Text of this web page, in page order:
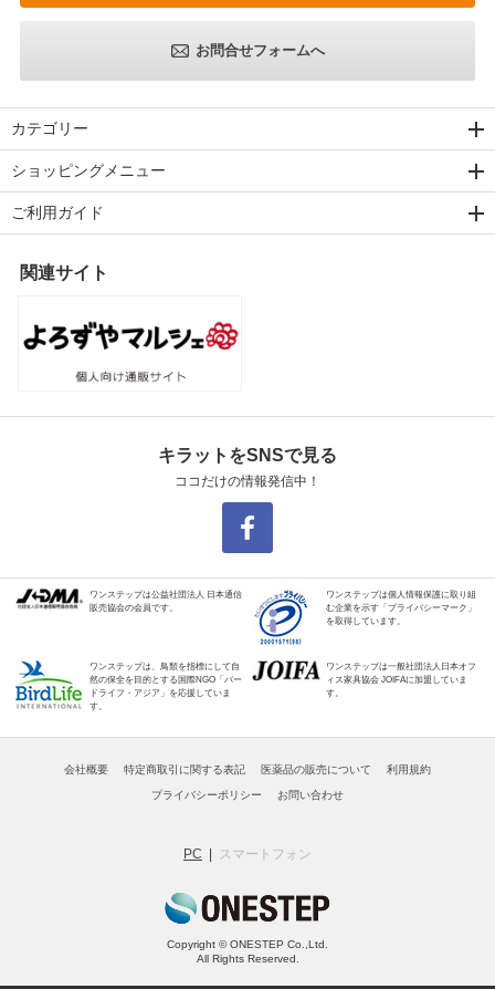
お問合せフォームへ
カテゴリー
ショッピングメニュー
ご利用ガイド
関連サイト
キラットをSNSで見る
ココだけの情報発信中！
ワンステップは公益社団法人 日本通信
販売協会の会員です。
ワンステップは個人情報保護に取り組
む企業を示す「プライバシーマーク」
を取得しています。
ワンステップは、鳥類を指標にして自
然の保全を目的とする国際NGO「バー
ドライフ・アジア」を応援していま
す。
ワンステップは一般社団法人日本オフ
ィス家具協会 JOIFAに加盟していま
す。
会社概要 特定商取引に関する表記 医薬品の販売について 利用規約
プライバシーポリシー お問い合わせ
PC スマートフォン
Copyright © ONESTEP Co.,Ltd.
All Rights Reserved.